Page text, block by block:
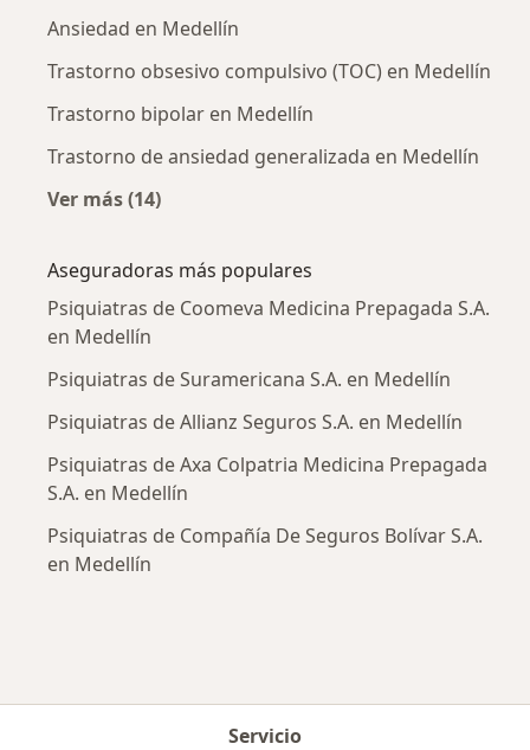
Ansiedad en Medellín
Trastorno obsesivo compulsivo (TOC) en Medellín
Trastorno bipolar en Medellín
Trastorno de ansiedad generalizada en Medellín
Ver más (14)
Aseguradoras más populares
Psiquiatras de Coomeva Medicina Prepagada S.A.
en Medellín
Psiquiatras de Suramericana S.A. en Medellín
Psiquiatras de Allianz Seguros S.A. en Medellín
Psiquiatras de Axa Colpatria Medicina Prepagada
S.A. en Medellín
Psiquiatras de Compañía De Seguros Bolívar S.A.
en Medellín
Servicio